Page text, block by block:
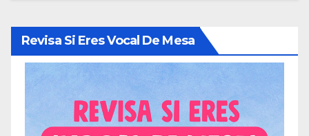
Revisa Si Eres Vocal De Mesa